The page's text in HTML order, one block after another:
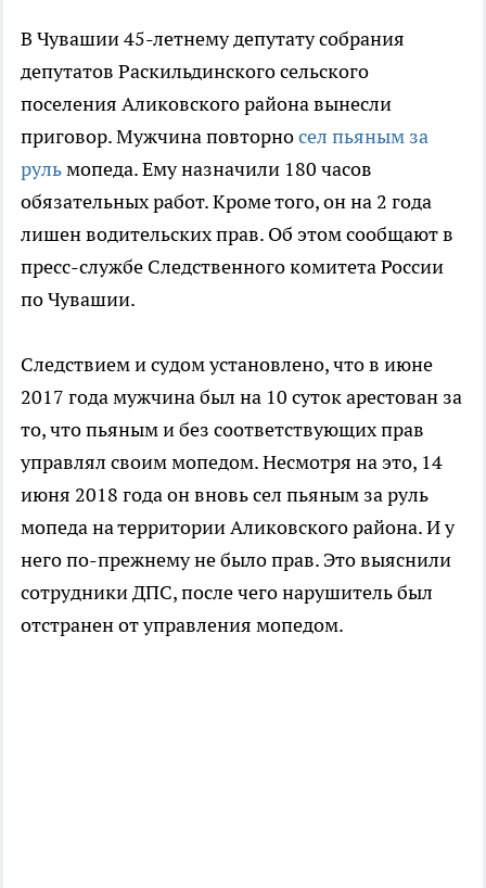
В Чувашии 45-летнему депутату собрания
депутатов Раскильдинского сельского
поселения Аликовского района вынесли
приговор. Мужчина повторносел пьяным за
рульмопеда. Ему назначили 180 часов
обязательных работ. Кроме того, он на 2 года
лишен водительских прав. Об этом сообщают в
пресс-службе Следственного комитета России
по Чувашии.
Следствием и судом установлено, что в июне
2017 года мужчина был на 10 суток арестован за
то, что пьяным и без соответствующих прав
управлял своим мопедом. Несмотря на это, 14
июня 2018 года он вновь сел пьяным за руль
мопеда на территории Аликовского района. И у
него по-прежнему не было прав. Это выяснили
сотрудники ДПС, после чего нарушитель был
отстранен от управления мопедом.